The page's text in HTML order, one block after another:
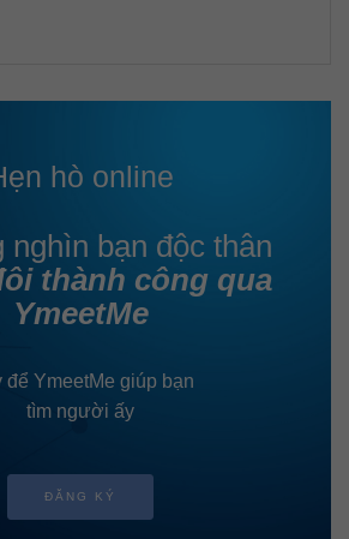
hò online
nghìn bạn độc thân
thành công qua
YmeetMe
để YmeetMe giúp bạn
tìm người ấy
ĐĂNG KÝ